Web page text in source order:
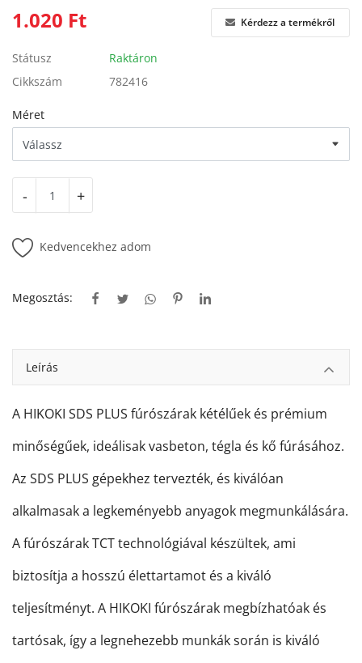
1.020 Ft Kérdezz a termékről
Státusz
Raktáron
Cikkszám
782416
Méret
- +
Kedvencekhez adom
Megosztás:
Leírás
A HIKOKI SDS PLUS fúrószárak kétélűek és prémium
minőségűek, ideálisak vasbeton, tégla és kő fúrásához.
Az SDS PLUS gépekhez tervezték, és kiválóan
alkalmasak a legkeményebb anyagok megmunkálására.
A fúrószárak TCT technológiával készültek, ami
biztosítja a hosszú élettartamot és a kiváló
teljesítményt. A HIKOKI fúrószárak megbízhatóak és
tartósak, így a legnehezebb munkák során is kiváló